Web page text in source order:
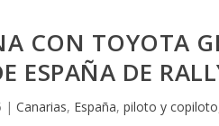
CON TOYOTA
ESPAÑA DE
|Canarias, España,piloto y copiloto